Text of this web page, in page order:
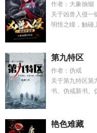
作者：大象抽烟
关于凶兽入侵一
明悟之瞳，触碰
第九特区
作者：伪戒
关于第九特区第
书。伪戒新书。
艳色难藏